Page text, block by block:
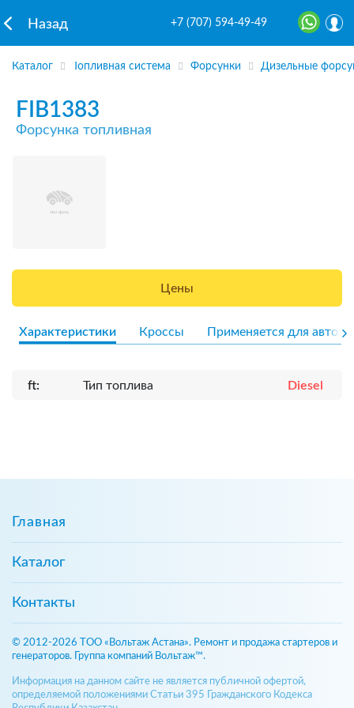
Назад +7 (707) 594-49-49
Каталог Топливная система Форсунки Дизельные
FIB1383
Форсунка топливная
Цены
Характеристики Кроссы Применяется для авто
ft: Тип топлива Diesel
Главная
Каталог
Контакты
© 2012-2026 ТОО «Вольтаж Астана». Ремонт и продажа стартеров и
генераторов. Группа компаний Вольтаж™.
Информация на данном сайте не является публичной офертой,
определяемой положениями Статьи 395 Гражданского Кодекса